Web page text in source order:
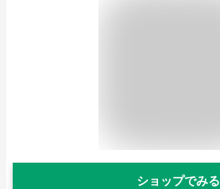
ショップでみる